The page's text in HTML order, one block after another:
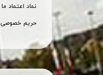
نماد اعتماد ما
حریم خصوصی